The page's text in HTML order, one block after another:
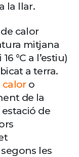
la llar.
calor
mitjana
°C a l’estiu)
a terra.
caloro
de la
estació de
les